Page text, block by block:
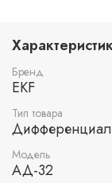
Автомат
270В и обладает
Бренд
EKF
Тип товара
Модель
АД-32